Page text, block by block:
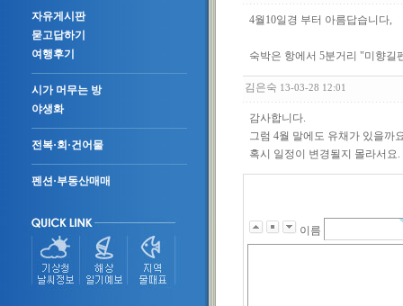
자유게시판
묻고답하기
여행후기
시가 머무는 방
야생화
전복·회·건어물
펜션·부동산매매
4월10일경 부터 아름답습니다,
숙박은 항에서 5분거리 "미향길
김은숙 13-03-28 12:01
감사합니다.
그럼 4월 말에도 유채가 있을까
혹시 일정이 변경될지 몰라서요.
이름